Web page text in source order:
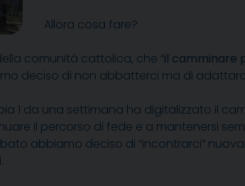
Allora cosa fare?
comunità cattolica, che “il camminare
deciso di non abbatterci ma di
1 da una settimana ha digitalizzato il
il percorso di fede e a mantenersi
abbiamo deciso di “incontrarci”